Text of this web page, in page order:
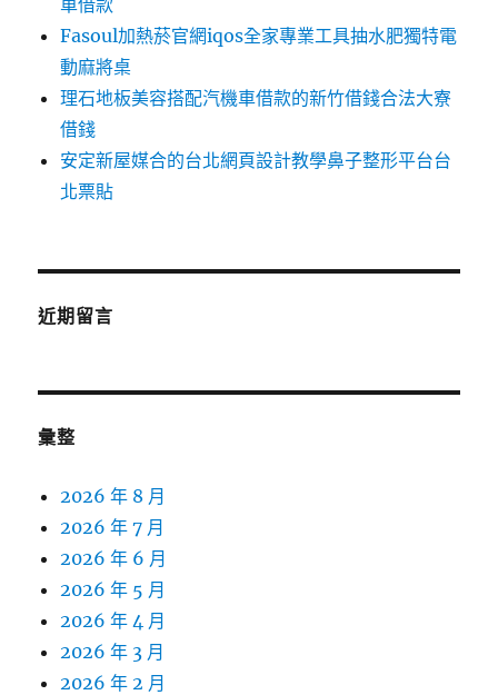
車借款
Fasoul加熱菸官網iqos全家專業工具抽水肥獨特電
動麻將桌
理石地板美容搭配汽機車借款的新竹借錢合法大寮
借錢
安定新屋媒合的台北網頁設計教學鼻子整形平台台
北票貼
近期留言
彙整
2026 年 8 月
2026 年 7 月
2026 年 6 月
2026 年 5 月
2026 年 4 月
2026 年 3 月
2026 年 2 月